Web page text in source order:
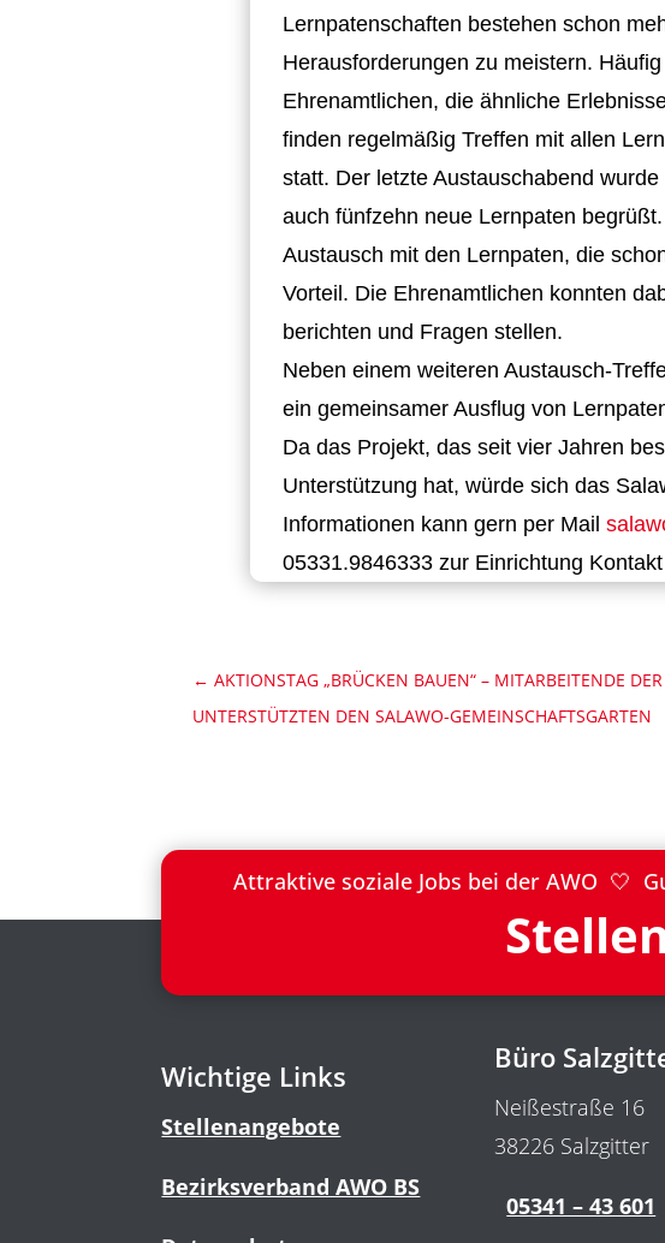
Lernpatenschaften bestehen schon
Herausforderungen zu meistern.
Ehrenamtlichen, die ähnliche
finden regelmäßig Treffen mit allen
statt. Der letzte Austauschabend
auch fünfzehn neue Lernpaten
Austausch mit den Lernpaten, die
Vorteil. Die Ehrenamtlichen konnten
berichten und Fragen stellen.
Neben einem weiteren Austausch-
ein gemeinsamer Ausflug von
Da das Projekt, das seit vier Jahren
Unterstützung hat, würde sich das
Informationen kann gern per Mail
05331.9846333 zur Einrichtung
← AKTIONSTAG „BRÜCKEN BAUEN“ – MITARBEITENDE
UNTERSTÜTZTEN DEN SALAWO-GEMEINSCHAFTSGARTEN
Attraktive soziale Jobs bei der AWO 🤍
Wichtige Links
Stellenangebote
Bezirksverband AWO BS
Büro
Neißestraße 16
38226 Salzgitter
05341 – 43 601